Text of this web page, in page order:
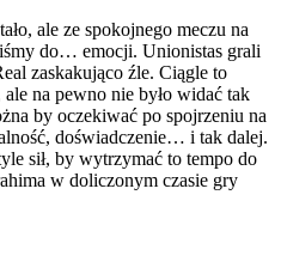
ale ze spokojnego meczu na
do… emocji. Unionistas grali
zaskakująco źle. Ciągle to
na pewno nie było widać tak
by oczekiwać po spojrzeniu na
doświadczenie… i tak dalej.
sił, by wytrzymać to tempo do
w doliczonym czasie gry